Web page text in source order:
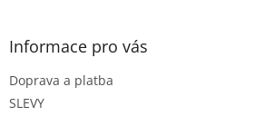
Informace pro vás
Doprava a platba
SLEVY